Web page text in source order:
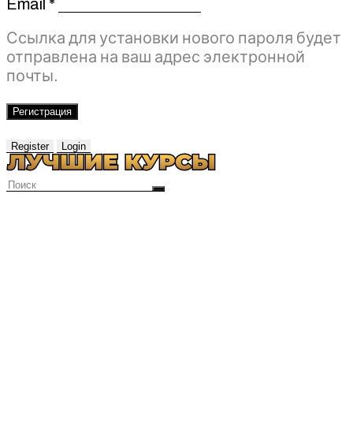
Email *Обязательно
Ссылка для установки нового пароля будет
отправлена ​​на ваш адрес электронной
почты.
Регистрация
Register Login